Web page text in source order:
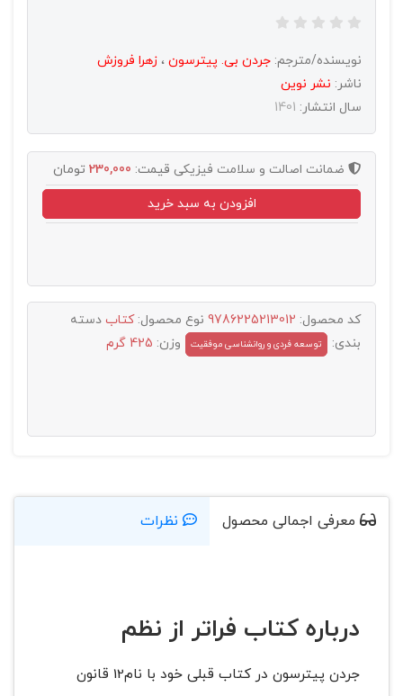
نویسنده/مترجم: جردن بی. پیترسون ، زهرا فروزش
ناشر: نشر نوين
سال انتشار: 1401
ضمانت اصالت و سلامت فیزیکی قیمت: 230,000 تومان
افزودن به سبد خرید
کد محصول: 9786225213012 نوع محصول:کتاب دسته
بندی:
توسعه فردی و روانشناسی موفقیت وزن: 425 گرم
معرفی اجمالی محصول نظرات
درباره کتاب فراتر از نظم
جردن پیترسون در کتاب قبلی خود با نام12 قانون